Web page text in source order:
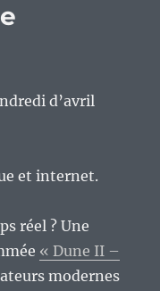
d’avril
et internet.
réel ? Une
« Dune II –
modernes